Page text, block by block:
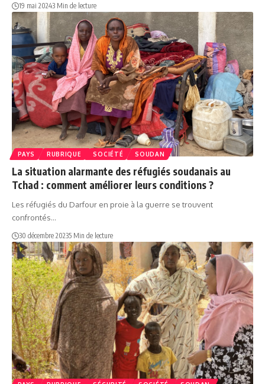
19 mai 20243 Min de lecture
PAYS RUBRIQUE SOCIÉTÉ SOUDAN
La situation alarmante des réfugiés soudanais au
Tchad : comment améliorer leurs conditions ?
Les réfugiés du Darfour en proie à la guerre se trouvent
confrontés…
30 décembre 20235 Min de lecture